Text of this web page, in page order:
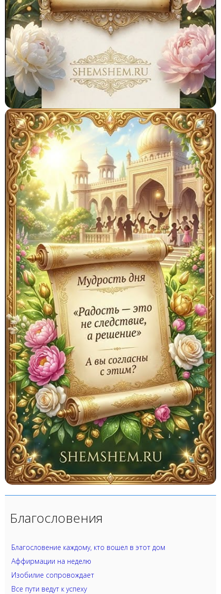
Благословения
Благословение каждому, кто вошел в этот дом
Аффирмации на неделю
Изобилие сопровождает
Все пути ведут к успеху